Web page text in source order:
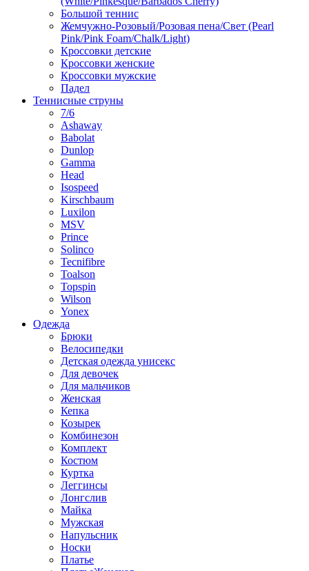
Большой теннис
Жемчужно-Розовый/Розовая пена/Свет (Pearl
Pink/Pink Foam/Chalk/Light)
Кроссовки детские
Кроссовки женские
Кроссовки мужские
Падел
Теннисные струны
7/6
Ashaway
Babolat
Dunlop
Gamma
Head
Isospeed
Kirschbaum
Luxilon
MSV
Prince
Solinco
Tecnifibre
Toalson
Topspin
Wilson
Yonex
Одежда
Брюки
Велосипедки
Детская одежда унисекс
Для девочек
Для мальчиков
Женская
Кепка
Козырек
Комбинезон
Комплект
Костюм
Куртка
Леггинсы
Лонгслив
Майка
Мужская
Напульсник
Носки
Платье